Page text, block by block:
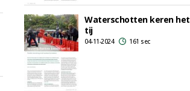
Waterschotten keren het
tij
04-11-2024 161 sec